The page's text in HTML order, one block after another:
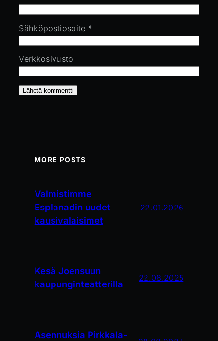
Sähköpostiosoite *
Verkkosivusto
MORE POSTS
Valmistimme
Esplanadin uudet
kausivalaisimet
22.01.2026
Kesä Joensuun
kaupunginteatterilla
22.08.2025
Asennuksia Pirkkala-